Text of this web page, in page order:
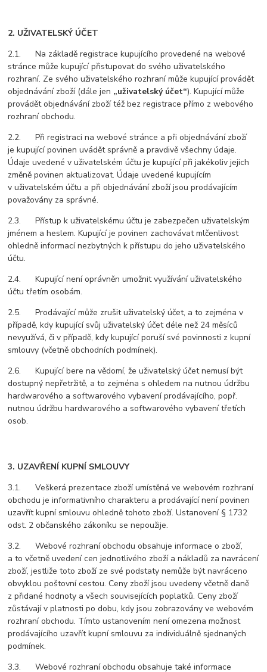
2. UŽIVATELSKÝ ÚČET
2.1. Na základě registrace kupujícího provedené na webové
stránce může kupující přistupovat do svého uživatelského
rozhraní. Ze svého uživatelského rozhraní může kupující provádět
objednávání zboží (dále jen „uživatelský účet“). Kupující může
provádět objednávání zboží též bez registrace přímo z webového
rozhraní obchodu.
2.2. Při registraci na webové stránce a při objednávání zboží
je kupující povinen uvádět správně a pravdivě všechny údaje.
Údaje uvedené v uživatelském účtu je kupující při jakékoliv jejich
změně povinen aktualizovat. Údaje uvedené kupujícím
v uživatelském účtu a při objednávání zboží jsou prodávajícím
považovány za správné.
2.3. Přístup k uživatelskému účtu je zabezpečen uživatelským
jménem a heslem. Kupující je povinen zachovávat mlčenlivost
ohledně informací nezbytných k přístupu do jeho uživatelského
účtu.
2.4. Kupující není oprávněn umožnit využívání uživatelského
účtu třetím osobám.
2.5. Prodávající může zrušit uživatelský účet, a to zejména v
případě, kdy kupující svůj uživatelský účet déle než 24 měsíců
nevyužívá, či v případě, kdy kupující poruší své povinnosti z kupní
smlouvy (včetně obchodních podmínek).
2.6. Kupující bere na vědomí, že uživatelský účet nemusí být
dostupný nepřetržitě, a to zejména s ohledem na nutnou údržbu
hardwarového a softwarového vybavení prodávajícího, popř.
nutnou údržbu hardwarového a softwarového vybavení třetích
osob.
3. UZAVŘENÍ KUPNÍ SMLOUVY
3.1. Veškerá prezentace zboží umístěná ve webovém rozhraní
obchodu je informativního charakteru a prodávající není povinen
uzavřít kupní smlouvu ohledně tohoto zboží. Ustanovení § 1732
odst. 2 občanského zákoníku se nepoužije.
3.2. Webové rozhraní obchodu obsahuje informace o zboží,
a to včetně uvedení cen jednotlivého zboží a nákladů za navrácení
zboží, jestliže toto zboží ze své podstaty nemůže být navráceno
obvyklou poštovní cestou. Ceny zboží jsou uvedeny včetně daně
z přidané hodnoty a všech souvisejících poplatků. Ceny zboží
zůstávají v platnosti po dobu, kdy jsou zobrazovány ve webovém
rozhraní obchodu. Tímto ustanovením není omezena možnost
prodávajícího uzavřít kupní smlouvu za individuálně sjednaných
podmínek.
3.3. Webové rozhraní obchodu obsahuje také informace